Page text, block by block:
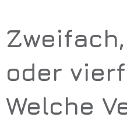
oder
Welche